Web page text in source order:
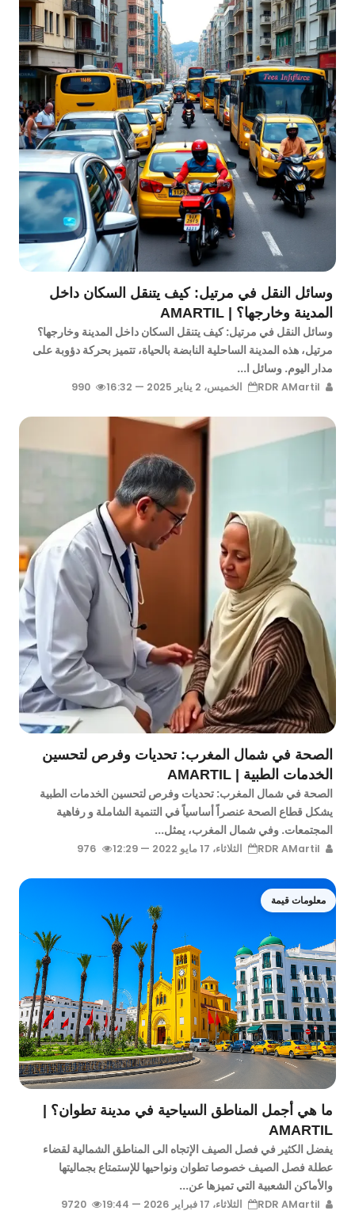
وسائل النقل في مرتيل: كيف يتنقل السكان داخل
المدينة وخارجها؟ | AMARTIL
وسائل النقل في مرتيل: كيف يتنقل السكان داخل المدينة وخارجها؟
مرتيل، هذه المدينة الساحلية النابضة بالحياة، تتميز بحركة دؤوبة على
مدار اليوم. وسائل ا...
الخميس، 2 يناير 2025 — 16:32
الصحة في شمال المغرب: تحديات وفرص لتحسين
الخدمات الطبية | AMARTIL
الصحة في شمال المغرب: تحديات وفرص لتحسين الخدمات الطبية
يشكل قطاع الصحة عنصراً أساسياً في التنمية الشاملة و رفاهية
المجتمعات. وفي شمال المغرب، يمثل...
الثلاثاء، 17 مايو 2022 — 12:29
معلومات قيمة
ما هي أجمل المناطق السياحية في مدينة تطوان؟ |
AMARTIL
يفضل الكثير في فصل الصيف الإتجاه الى المناطق الشمالية لقضاء
عطلة فصل الصيف خصوصا تطوان ونواحيها للإستمتاع بجماليتها
والأماكن الشعبية التي تميزها عن...
الثلاثاء، 17 فبراير 2026 — 19:44